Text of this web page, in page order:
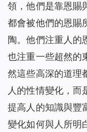
領，他們是靠恩賜
都會被他們的恩賜
陶。他們注重人的
也注重一些超然的
然這些高深的道理
人的性情變化，而
提高人的知識與豐
變化如何與人所明